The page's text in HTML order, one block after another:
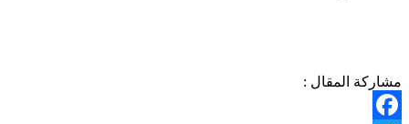
مشاركة المقال :